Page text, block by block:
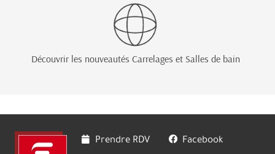
Découvrir les nouveautés Carrelages et Salles de bain
Prendre RDV
Facebook